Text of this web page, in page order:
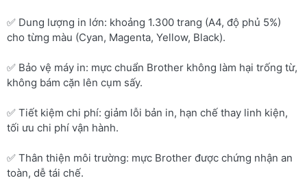
✅ Dung lượng in lớn: khoảng 1.300 trang (A4, độ phủ 5%)
cho từng màu (Cyan, Magenta, Yellow, Black).
✅ Bảo vệ máy in: mực chuẩn Brother không làm hại trống từ,
không bám cặn lên cụm sấy.
✅ Tiết kiệm chi phí: giảm lỗi bản in, hạn chế thay linh kiện,
tối ưu chi phí vận hành.
✅ Thân thiện môi trường: mực Brother được chứng nhận an
toàn, dễ tái chế.